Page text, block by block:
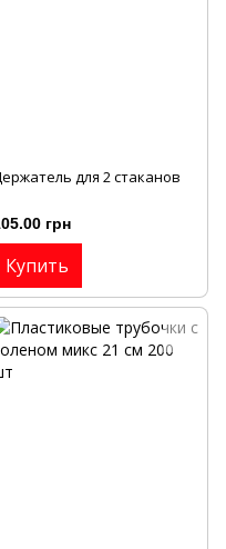
для 2 стаканов
грн
Купить